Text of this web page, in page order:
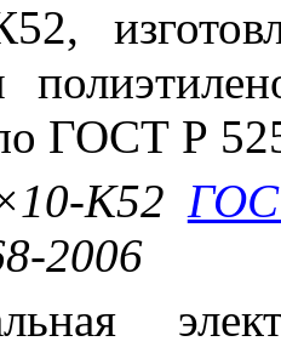
ГОСТ Р
К52
2006